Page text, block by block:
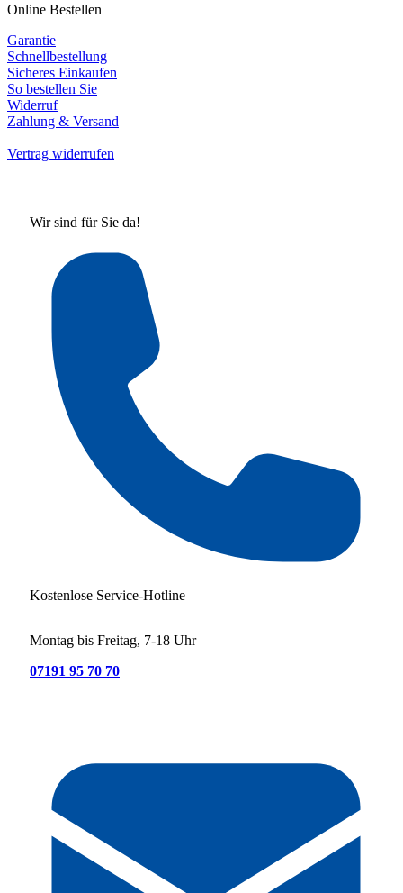
Online Bestellen
Garantie
Schnellbestellung
Sicheres Einkaufen
So bestellen Sie
Widerruf
Zahlung & Versand
Vertrag widerrufen
Wir sind für Sie da!
Kostenlose Service-Hotline
Montag bis Freitag, 7-18 Uhr
07191 95 70 70